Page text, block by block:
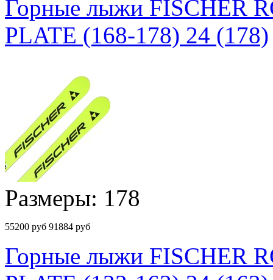
Горные лыжи FISCHER
PLATE (168-178) 24 (178)
Размеры: 178
55200 руб 91884 руб
Горные лыжи FISCHER